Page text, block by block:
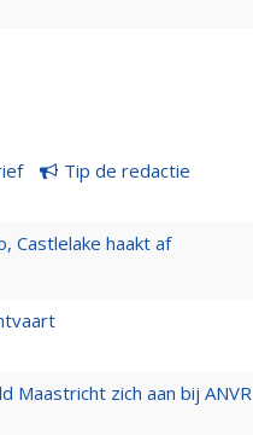
Tip de redactie
Castlelake haakt af
Maastricht zich aan bij ANVR